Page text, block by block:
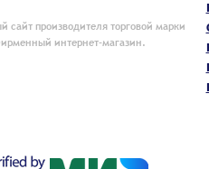
производителя торговой марки
интернет-магазин.